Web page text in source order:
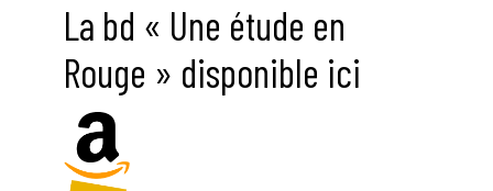
La bd « Une étude en
Rouge » disponible ici